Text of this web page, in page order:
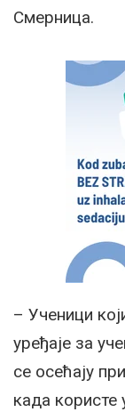
Смерница.
– Ученици
уређаје за
се осећају
када користе